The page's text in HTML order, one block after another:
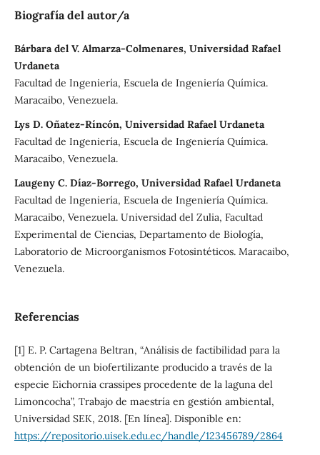
Biografía del autor/a
Bárbara del V. Almarza-Colmenares, Universidad Rafael
Urdaneta
Facultad de Ingeniería, Escuela de Ingeniería Química.
Maracaibo, Venezuela.
Lys D. Oñatez-Ríncón, Universidad Rafael Urdaneta
Facultad de Ingeniería, Escuela de Ingeniería Química.
Maracaibo, Venezuela.
Laugeny C. Díaz-Borrego, Universidad Rafael Urdaneta
Facultad de Ingeniería, Escuela de Ingeniería Química.
Maracaibo, Venezuela. Universidad del Zulia, Facultad
Experimental de Ciencias, Departamento de Biología,
Laboratorio de Microorganismos Fotosintéticos. Maracaibo,
Venezuela.
Referencias
[1] E. P. Cartagena Beltran, “Análisis de factibilidad para la
obtención de un biofertilizante producido a través de la
especie Eichornia crassipes procedente de la laguna del
Limoncocha”, Trabajo de maestría en gestión ambiental,
Universidad SEK, 2018. [En línea]. Disponible en:
https://repositorio.uisek.edu.ec/handle/123456789/2864